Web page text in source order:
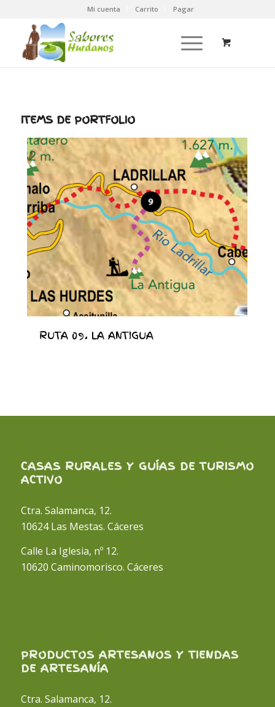
Mi cuenta Carrito Pagar
ITEMS DE PORTFOLIO
RUTA 09. LA ANTIGUA
CASAS RURALES Y GUÍAS DE TURISMO
ACTIVO
Ctra. Salamanca, 12.
10624 Las Mestas. Cáceres
Calle La Iglesia, nº 12.
10620 Caminomorisco. Cáceres
PRODUCTOS ARTESANOS Y TIENDAS
DE ARTESANÍA
Ctra. Salamanca, 12.